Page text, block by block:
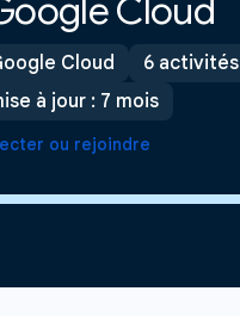
Cloud
Cloud
6 activités
à jour : 7 mois
ou rejoindre